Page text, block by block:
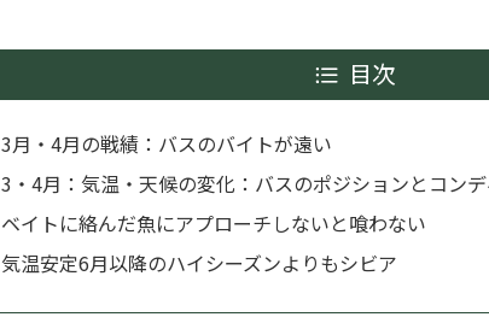
目次
3月・4月の戦績：バスのバイトが遠い
3・4月：気温・天候の変化：バスのポジションとコン
ベイトに絡んだ魚にアプローチしないと喰わない
気温安定6月以降のハイシーズンよりもシビア